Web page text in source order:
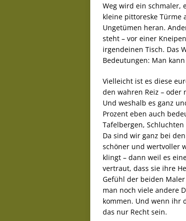
Weg wird ein schmaler,
kleine pittoreske Türme
Ungetümen heran.
steht – vor einer
irgendeinen Tisch. Das
Bedeutungen: Man
Vielleicht ist es diese
den wahren Reiz – oder
Und weshalb es ganz
Prozent eben auch
Tafelbergen,
Da sind wir ganz bei
schöner und wertvoller
klingt – dann weil es
vertraut, dass sie ihre
Gefühl der beiden
man noch viele andere
kommen. Und wenn ihr
das nur Recht sein.